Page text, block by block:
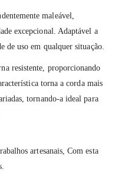
maleável,
excepcional. Adaptável a
de uso em qualquer situação.
resistente, proporcionando
torna a corda mais
tornando-a ideal para
artesanais, Com esta